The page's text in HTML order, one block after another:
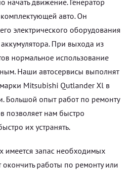
авто. Он
электрического оборудования
При выхода из
нормальное использование
Наши автосервисы выполнят
Mitsubishi Qutlander Xl в
Большой опыт работ по ремонту
позволяет нам быстро
их устранять.
имеется запас необходимых
окончить работы по ремонту или